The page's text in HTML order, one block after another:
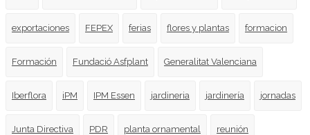
exportaciones FEPEX ferias flores y plantas formacion
Formación Fundació Asfplant Generalitat Valenciana
Iberflora iPM IPM Essen jardineria jardinería jornadas
Junta Directiva PDR planta ornamental reunión